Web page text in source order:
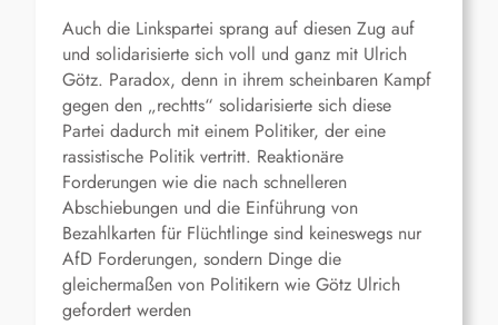
Auch die Linkspartei sprang auf diesen Zug auf
und solidarisierte sich voll und ganz mit Ulrich
Götz. Paradox, denn in ihrem scheinbaren Kampf
gegen den „rechtts“ solidarisierte sich diese
Partei dadurch mit einem Politiker, der eine
rassistische Politik vertritt. Reaktionäre
Forderungen wie die nach schnelleren
Abschiebungen und die Einführung von
Bezahlkarten für Flüchtlinge sind keineswegs nur
AfD Forderungen, sondern Dinge die
gleichermaßen von Politikern wie Götz Ulrich
gefordert werden